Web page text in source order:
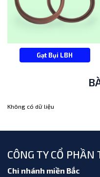
Gạt Bụi LBH
Không có dữ liệu
CÔNG TY CỔ
Chi nhánh miền Bắc